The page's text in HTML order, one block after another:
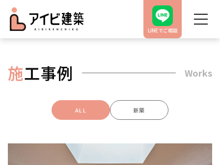
LINEでご相談
施工事例 Works
ALL 新築